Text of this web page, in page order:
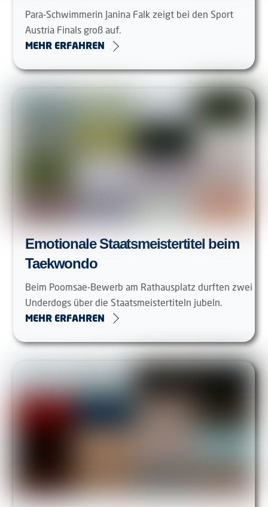
Para-Schwimmerin Janina Falk zeigt bei den Sport
Austria Finals groß auf.
MEHR ERFAHREN
Emotionale Staatsmeistertitel beim
Taekwondo
Beim Poomsae-Bewerb am Rathausplatz durften zwei
Underdogs über die Staatsmeistertiteln jubeln.
MEHR ERFAHREN